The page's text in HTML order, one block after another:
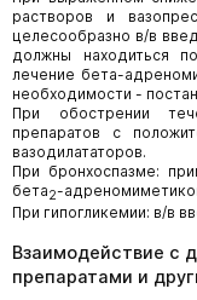
растворов и
целесообразно в/в
должны находиться
лечение бета-
необходимости -
При обострении
препаратов с
вазодилататоров.
При бронхоспазме:
бета2-
При гипогликемии: в/в
Взаимодействие с
препаратами и